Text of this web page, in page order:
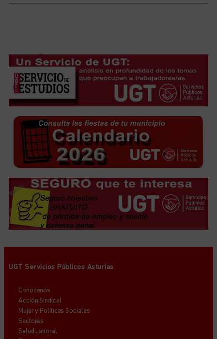
UGT Servicios Públicos Asturias
Conócenos
Acción Sindical
Mujer y Políticas Sociales
Sectores
Salud Laboral